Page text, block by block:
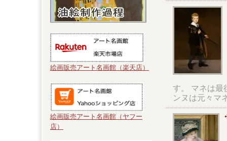
絵画販売アート名画館（楽天店）
絵画販売アート名画館（ヤフー
店）
す。 マネは最
ンヌは元々マ